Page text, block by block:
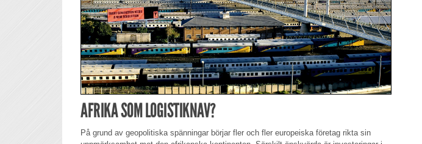
AFRIKA SOM LOGISTIKNAV?
På grund av geopolitiska spänningar börjar fler och fler europeiska företag rikta sin